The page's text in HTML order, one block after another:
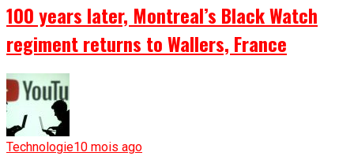
100 years later, Montreal’s Black Watch
regiment returns to Wallers, France
Technologie10 mois ago